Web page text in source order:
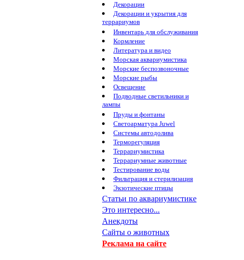
Декорации
Декорации и укрытия для
террариумов
Инвентарь для обслуживания
Кормление
Литература и видео
Морская аквариумистика
Морские беспозвоночные
Морские рыбы
Освещение
Подводные светильники и
лампы
Пруды и фонтаны
Светоарматура Juwel
Системы автодолива
Терморегуляция
Террариумистика
Террариумные животные
Тестирование воды
Фильтрация и стерилизация
Экзотические птицы
Статьи по аквариумистике
Это интересно...
Анекдоты
Сайты о животных
Реклама на сайте